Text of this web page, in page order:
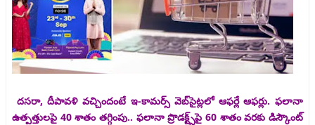
దసరా, దీపావళి వచ్చిందంటే ఇ-కామర్స్‌ వెబ్‌సైట్లలో ఆఫర్లే ఆఫర్లు. ఫలానా
ఉత్పత్తులపై 40 శాతం తగ్గింపు.. ఫలానా ప్రొడక్ట్స్‌పై 60 శాతం వరకు డిస్కౌంట్‌